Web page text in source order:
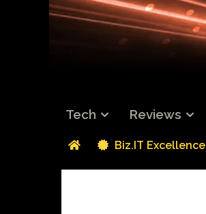
Tech Reviews
Biz.IT Excellence